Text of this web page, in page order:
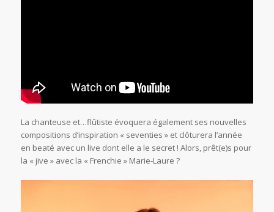
La chanteuse et…flûtiste évoquera également ses nouvelles
compositions d’inspiration « seventies » et clôturera l’année
en beaté avec un live dont elle a le secret ! Alors, prêt(e)s pour
la « jive » avec la « Frenchie » Marie-Laure ?